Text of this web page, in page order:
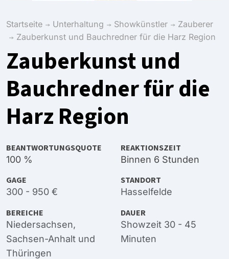
Startseite Unterhaltung Showkünstler
Zauberer
Zauberkunst und Bauchredner für die Harz Region
Zauberkunst und
Bauchredner für die
Harz Region
BEANTWORTUNGSQUOTE
100 %
REAKTIONSZEIT
Binnen 6 Stunden
GAGE
300 - 950 €
STANDORT
Hasselfelde
BEREICHE
Niedersachsen,
Sachsen-Anhalt und
Thüringen
DAUER
Showzeit 30 - 45
Minuten